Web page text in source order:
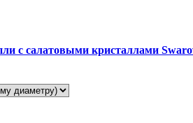
с салатовыми кристаллами